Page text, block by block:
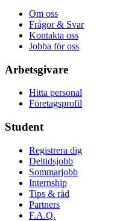
Om oss
Frågor & Svar
Kontakta oss
Jobba för oss
Arbetsgivare
Hitta personal
Företagsprofil
Student
Registrera dig
Deltidsjobb
Sommarjobb
Internship
Tips & råd
Partners
F.A.Q.